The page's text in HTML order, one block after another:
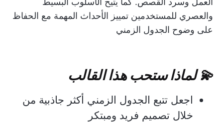
والعصري للمستخدمين تمييز الأحداث المهمة مع الحفاظ
على وضوح الجدول الزمني
💫 لماذا ستحب هذا القالب
اجعل تتبع الجدول الزمني أكثر جاذبية من
خلال تصميم فريد ومبتكر